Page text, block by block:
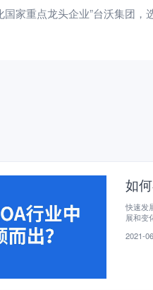
国家重点龙头企业”台沃集团，
如
快速发
展和变
2021-